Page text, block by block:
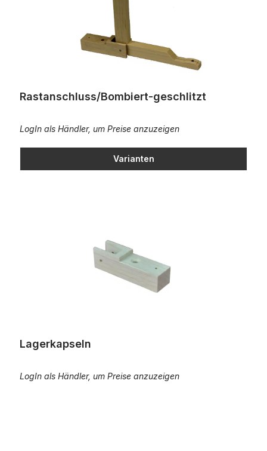
Rastanschluss/Bombiert-geschlitzt
LogIn als Händler, um Preise anzuzeigen
Varianten
Lagerkapseln
LogIn als Händler, um Preise anzuzeigen